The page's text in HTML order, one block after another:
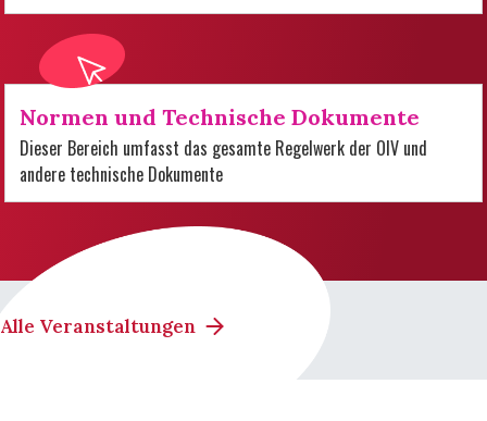
Normen und Technische Dokumente
Dieser Bereich umfasst das gesamte Regelwerk der OIV und
andere technische Dokumente
Alle Veranstaltungen